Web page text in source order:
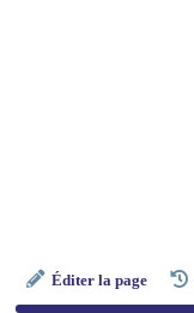
Éditer la page